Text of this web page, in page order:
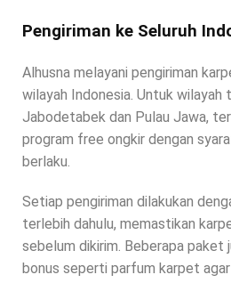
Pengiriman ke Seluruh
Alhusna melayani pengiriman
wilayah Indonesia. Untuk
Jabodetabek dan Pulau Jawa,
program free ongkir dengan
berlaku.
Setiap pengiriman dilakukan
terlebih dahulu, memastikan
sebelum dikirim. Beberapa paket
bonus seperti parfum karpet